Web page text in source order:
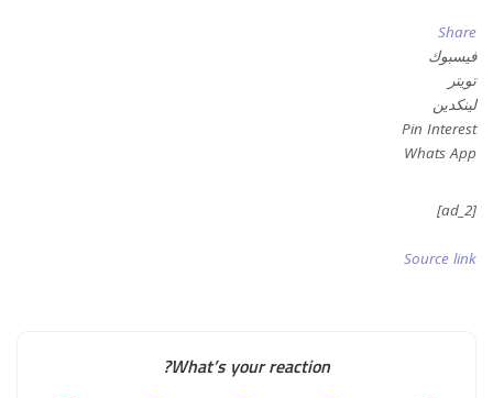
Share
فيسبوك
تويتر
لينكدين
Pin Interest
Whats App
[ad_2]
Source link
What’s your reaction?